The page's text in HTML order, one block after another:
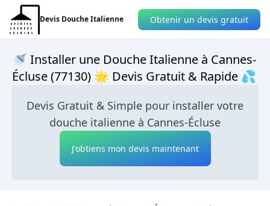
Devis Douche Italienne Obtenir un devis gratuit
🚿 Installer une Douche Italienne à Cannes-
Écluse (77130) 🌟 Devis Gratuit & Rapide 💦
Devis Gratuit & Simple pour installer votre
douche italienne à Cannes-Écluse
J'obtiens mon devis maintenant